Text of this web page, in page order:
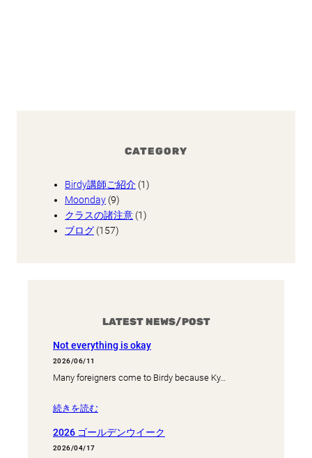
CATEGORY
Birdy講師ご紹介 (1)
Moonday (9)
クラスの諸注意 (1)
ブログ (157)
LATEST NEWS/POST
Not everything is okay
2026/06/11
Many foreigners come to Birdy because Ky…
続きを読む
2026 ゴールデンウイーク
2026/04/17